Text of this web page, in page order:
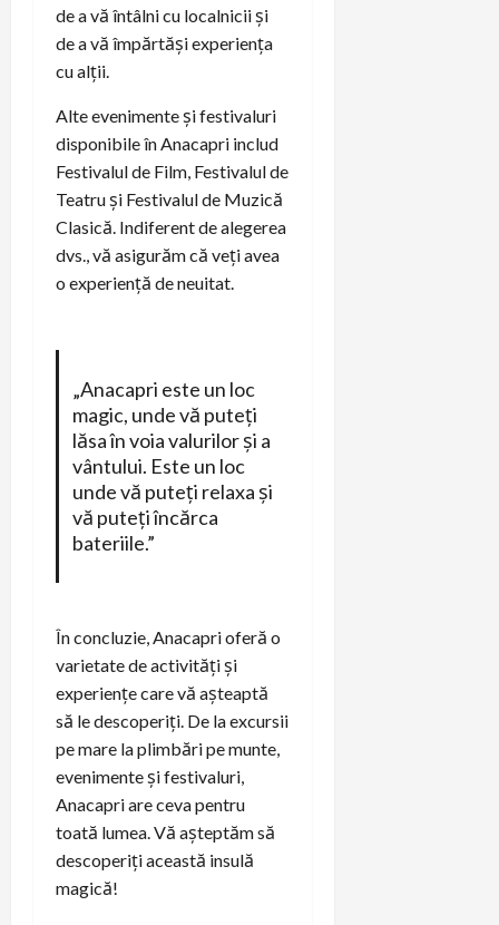
de a vă întâlni cu localnicii și
de a vă împărtăși experiența
cu alții.
Alte evenimente și festivaluri
disponibile în Anacapri includ
Festivalul de Film, Festivalul de
Teatru și Festivalul de Muzică
Clasică. Indiferent de alegerea
dvs., vă asigurăm că veți avea
o experiență de neuitat.
„Anacapri este un loc
magic, unde vă puteți
lăsa în voia valurilor și a
vântului. Este un loc
unde vă puteți relaxa și
vă puteți încărca
bateriile.”
În concluzie, Anacapri oferă o
varietate de activități și
experiențe care vă așteaptă
să le descoperiți. De la excursii
pe mare la plimbări pe munte,
evenimente și festivaluri,
Anacapri are ceva pentru
toată lumea. Vă așteptăm să
descoperiți această insulă
magică!